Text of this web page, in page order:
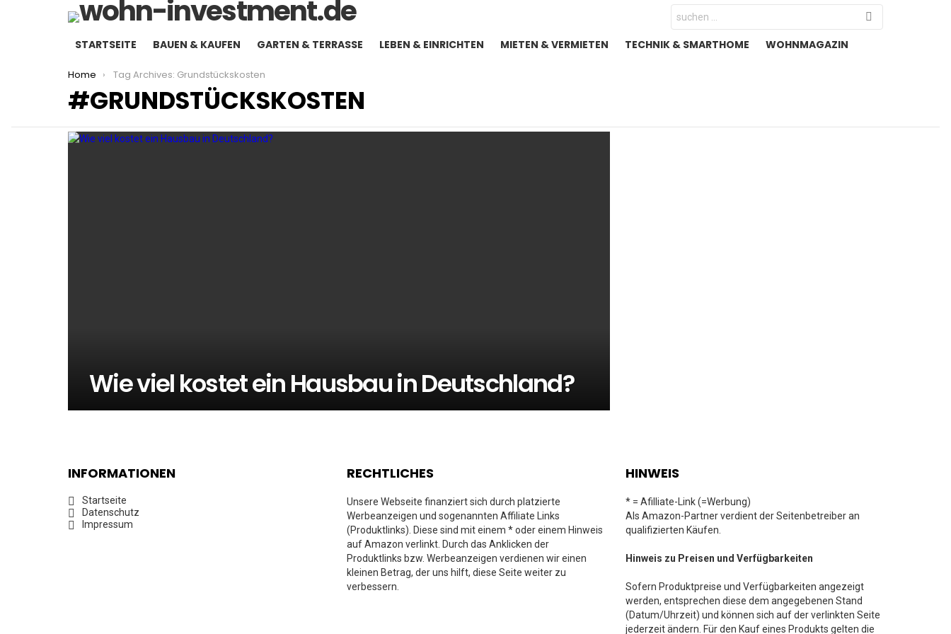
Search
for:
STARTSEITE BAUEN & KAUFEN GARTEN & TERRASSE LEBEN & EINRICHTEN MIETEN & VERMIETEN TECHNIK & SMARTHOME WOHNMAGAZIN
You are here:
Home Tag Archives: Grundstückskosten
GRUNDSTÜCKSKOSTEN
LATEST
Wie viel kostet ein Hausbau in Deutschland?
INFORMATIONEN
Startseite
Datenschutz
Impressum
RECHTLICHES
Unsere Webseite finanziert sich durch platzierte
Werbeanzeigen und sogenannten Affiliate Links
(Produktlinks). Diese sind mit einem * oder einem Hinweis
auf Amazon verlinkt. Durch das Anklicken der
Produktlinks bzw. Werbeanzeigen verdienen wir einen
kleinen Betrag, der uns hilft, diese Seite weiter zu
verbessern.
HINWEIS
* = Afilliate-Link (=Werbung)
Als Amazon-Partner verdient der Seitenbetreiber an
qualifizierten Käufen.
Hinweis zu Preisen und Verfügbarkeiten
Sofern Produktpreise und Verfügbarkeiten angezeigt
werden, entsprechen diese dem angegebenen Stand
(Datum/Uhrzeit) und können sich auf der verlinkten Seite
jederzeit ändern. Für den Kauf eines Produkts gelten die